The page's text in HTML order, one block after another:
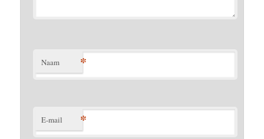
Naam *
E-mail *